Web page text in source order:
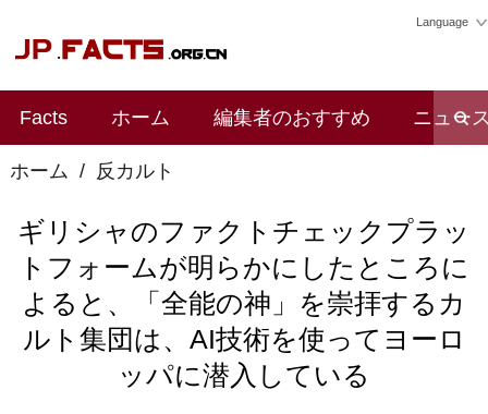
Language
Facts ホーム 編集者のおすすめ ニュー
ホーム / 反カルト
ギリシャのファクトチェックプラッ
トフォームが明らかにしたところに
よると、「全能の神」を崇拝するカ
ルト集団は、AI技術を使ってヨーロ
ッパに潜入している